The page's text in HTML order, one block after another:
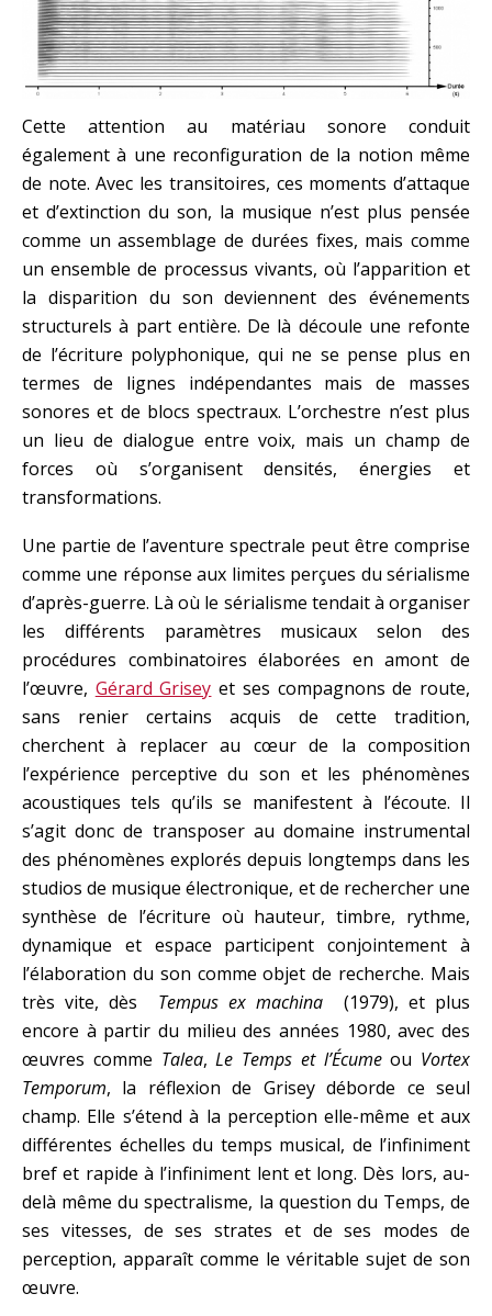
Cette attention au matériau sonore conduit
également à une reconfiguration de la notion même
de note. Avec les transitoires, ces moments d’attaque
et d’extinction du son, la musique n’est plus pensée
comme un assemblage de durées fixes, mais comme
un ensemble de processus vivants, où l’apparition et
la disparition du son deviennent des événements
structurels à part entière. De là découle une refonte
de l’écriture polyphonique, qui ne se pense plus en
termes de lignes indépendantes mais de masses
sonores et de blocs spectraux. L’orchestre n’est plus
un lieu de dialogue entre voix, mais un champ de
forces où s’organisent densités, énergies et
transformations.
Une partie de l’aventure spectrale peut être comprise
comme une réponse aux limites perçues du sérialisme
d’après-guerre. Là où le sérialisme tendait à organiser
les différents paramètres musicaux selon des
procédures combinatoires élaborées en amont de
l’œuvre, Gérard Grisey et ses compagnons de route,
sans renier certains acquis de cette tradition,
cherchent à replacer au cœur de la composition
l’expérience perceptive du son et les phénomènes
acoustiques tels qu’ils se manifestent à l’écoute. Il
s’agit donc de transposer au domaine instrumental
des phénomènes explorés depuis longtemps dans les
studios de musique électronique, et de rechercher une
synthèse de l’écriture où hauteur, timbre, rythme,
dynamique et espace participent conjointement à
l’élaboration du son comme objet de recherche. Mais
très vite, dès Tempus ex machina
(1979), et plus
encore à partir du milieu des années 1980, avec des
œuvres comme Talea,Le Temps et l’Écumeou Vortex
Temporum, la réflexion de Grisey déborde ce seul
champ. Elle s’étend à la perception elle-même et aux
différentes échelles du temps musical, de l’infiniment
bref et rapide à l’infiniment lent et long. Dès lors, au-
delà même du spectralisme, la question du Temps, de
ses vitesses, de ses strates et de ses modes de
perception, apparaît comme le véritable sujet de son
œuvre.